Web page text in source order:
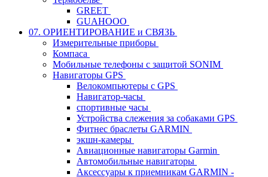
GREET
GUAHOOO
07. ОРИЕНТИРОВАНИЕ и СВЯЗЬ
Измерительные приборы
Компаса
Мобильные телефоны с защитой SONIM
Навигаторы GPS
Велокомпьютеры с GPS
Навигатор-часы
спортивные часы
Устройства слежения за собаками GPS
Фитнес браслеты GARMIN
экшн-камеры
Авиационные навигаторы Garmin
Автомобильные навигаторы
Аксессуары к приемникам GARMIN -